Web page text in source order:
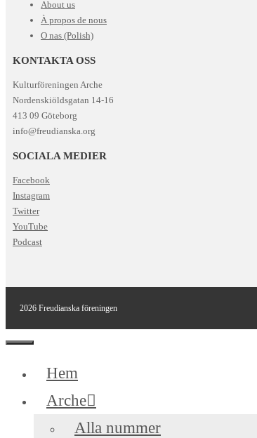
About us
À propos de nous
O nas (Polish)
KONTAKTA OSS
Kulturföreningen Arche
Nordenskiöldsgatan 14-16
413 09 Göteborg
info@freudianska.org
SOCIALA MEDIER
Facebook
Instagram
Twitter
YouTube
Podcast
2026 Freudianska föreningen
Stäng
Hem
Arche
Alla nummer